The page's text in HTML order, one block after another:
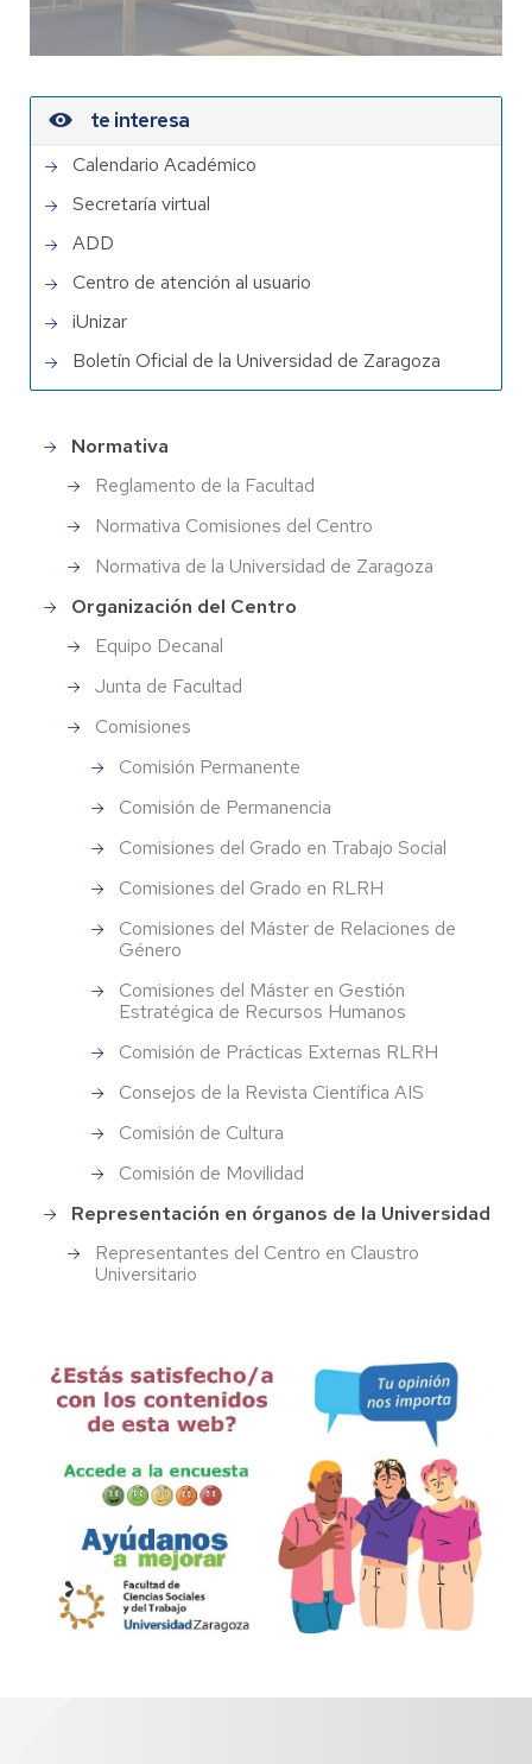
te interesa
Calendario Académico
Secretaría virtual
ADD
Centro de atención al usuario
iUnizar
Boletín Oficial de la Universidad de Zaragoza
Gobierno
Normativa
Reglamento de la Facultad
Normativa Comisiones del Centro
Normativa de la Universidad de Zaragoza
Organización del Centro
Equipo Decanal
Junta de Facultad
Comisiones
Comisión Permanente
Comisión de Permanencia
Comisiones del Grado en Trabajo Social
Comisiones del Grado en RLRH
Comisiones del Máster de Relaciones de
Género
Comisiones del Máster en Gestión
Estratégica de Recursos Humanos
Comisión de Prácticas Externas RLRH
Consejos de la Revista Científica AIS
Comisión de Cultura
Comisión de Movilidad
Representación en órganos de la Universidad
Representantes del Centro en Claustro
Universitario